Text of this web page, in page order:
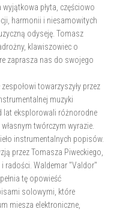
wyjątkowa płyta, częściowo
harmonii i niesamowitych
odyseję. Tomasz
klawiszowiec o
zaprasza nas do swojego
towarzyszyły przez
muzyki
lat eksplorowali różnorodne
twórczym wyrazie.
instrumentalnych popisów.
przez Tomasza Piweckiego,
radości. Waldemar "Valdor"
tę opowieść
solowymi, które
miesza elektroniczne,